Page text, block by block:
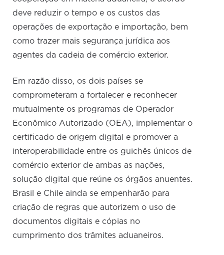
deve reduzir o tempo e os custos das
operações de exportação e importação, bem
como trazer mais segurança jurídica aos
agentes da cadeia de comércio exterior.
Em razão disso, os dois países se
comprometeram a fortalecer e reconhecer
mutualmente os programas de Operador
Econômico Autorizado (OEA), implementar o
certificado de origem digital e promover a
interoperabilidade entre os guichês únicos de
comércio exterior de ambas as nações,
solução digital que reúne os órgãos anuentes.
Brasil e Chile ainda se empenharão para
criação de regras que autorizem o uso de
documentos digitais e cópias no
cumprimento dos trâmites aduaneiros.